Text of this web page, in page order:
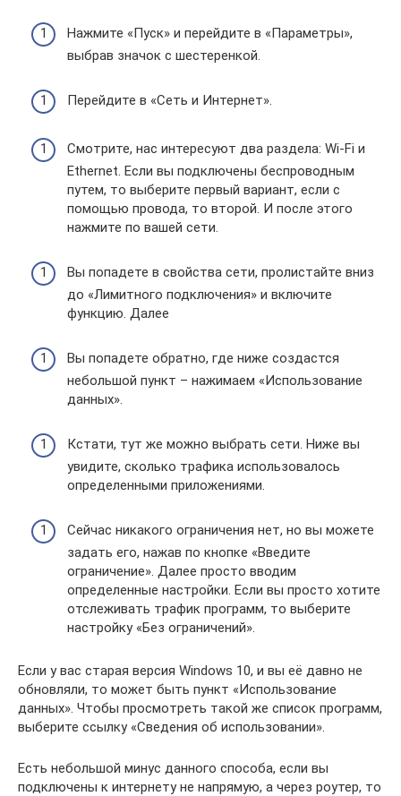
Нажмите «Пуск» и перейдите в «Параметры»,
выбрав значок с шестеренкой.
Перейдите в «Сеть и Интернет».
Смотрите, нас интересуют два раздела: Wi-Fi и
Ethernet. Если вы подключены беспроводным
путем, то выберите первый вариант, если с
помощью провода, то второй. И после этого
нажмите по вашей сети.
Вы попадете в свойства сети, пролистайте вниз
до «Лимитного подключения» и включите
функцию. Далее
Вы попадете обратно, где ниже создастся
небольшой пункт – нажимаем «Использование
данных».
Кстати, тут же можно выбрать сети. Ниже вы
увидите, сколько трафика использовалось
определенными приложениями.
Сейчас никакого ограничения нет, но вы можете
задать его, нажав по кнопке «Введите
ограничение». Далее просто вводим
определенные настройки. Если вы просто хотите
отслеживать трафик программ, то выберите
настройку «Без ограничений».
Если у вас старая версия Windows 10, и вы её давно не
обновляли, то может быть пункт «Использование
данных». Чтобы просмотреть такой же список программ,
выберите ссылку «Сведения об использовании».
Есть небольшой минус данного способа, если вы
подключены к интернету не напрямую, а через роутер, то